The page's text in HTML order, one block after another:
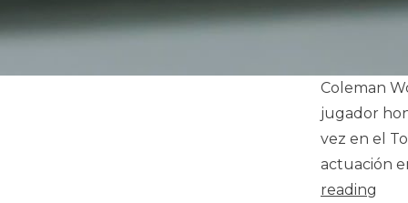
Coleman
jugador
vez en el
actuación
reading